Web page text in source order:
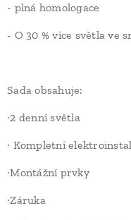
- plná homologace
- O 30 % více světla ve
Sada obsahuje:
·2 denní světla
· Kompletní
·Montážní prvky
·Záruka